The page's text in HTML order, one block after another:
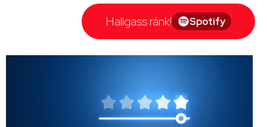
Hallgass ránk! Spotify